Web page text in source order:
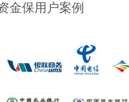
金保用户案例